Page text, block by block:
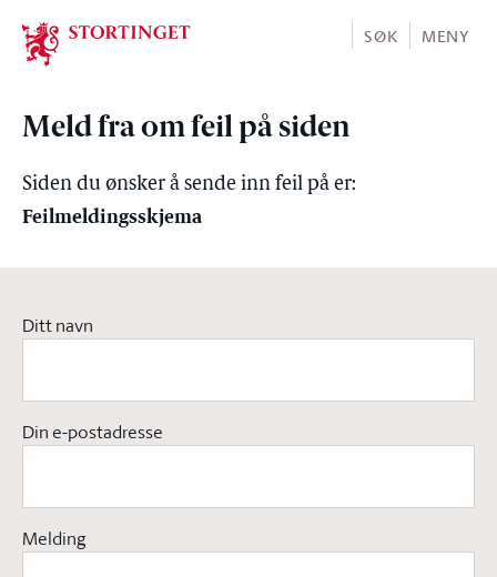
Stortinget.no
SØK MENY
Meld fra om feil på siden
Siden du ønsker å sende inn feil på er:
Feilmeldingsskjema
Ditt navn
Din e-postadresse
Melding